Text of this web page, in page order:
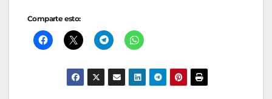
Comparte esto: